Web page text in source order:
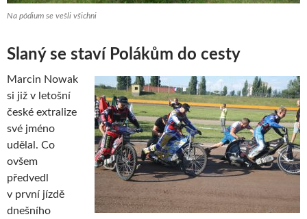
Na pódium se vešli všichni
Slaný se staví Polákům do cesty
Marcin Nowak
si již v letošní
české extralize
své jméno
udělal. Co
ovšem
předvedl
v první jízdě
dnešního